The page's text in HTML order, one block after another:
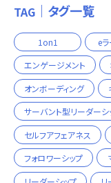
TAG ｜タグ一覧
1on1 e
エンゲージメント
オンボーディング
サーバント型リーダーシ
セルフアフェアネス
フォロワーシップ